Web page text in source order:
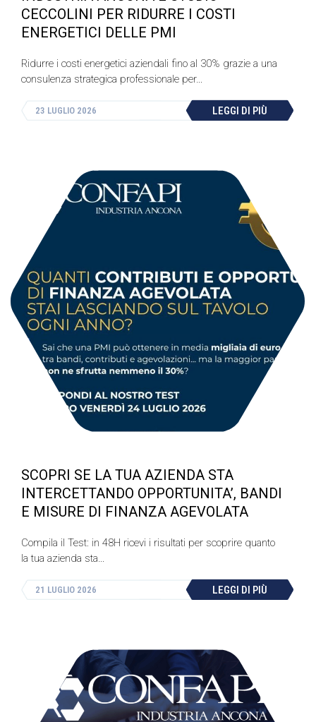
CECCOLINI PER RIDURRE I COSTI
ENERGETICI DELLE PMI
23 LUGLIO 2026
Ridurre i costi energetici aziendali fino al 30% grazie a una
consulenza strategica professionale per…
LEGGI DI PIÙ
SCOPRI SE LA TUA AZIENDA STA
INTERCETTANDO OPPORTUNITA’, BANDI
E MISURE DI FINANZA AGEVOLATA
21 LUGLIO 2026
Compila il Test: in 48H ricevi i risultati per scoprire quanto
la tua azienda sta…
LEGGI DI PIÙ